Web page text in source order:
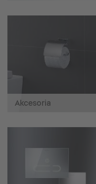
Akcesoria